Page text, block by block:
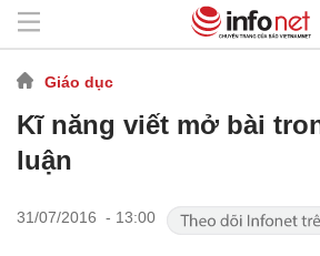
Giáo dục
Kĩ năng viết mở bài
luận
31/07/2016 - 13:00